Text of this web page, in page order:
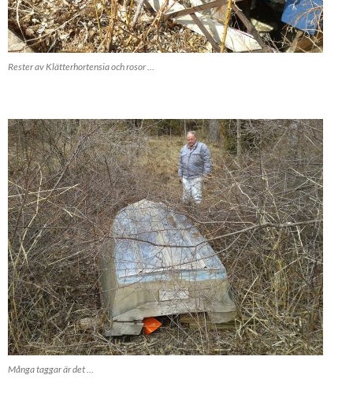
Rester av Klätterhortensia och rosor …
Många taggar är det …